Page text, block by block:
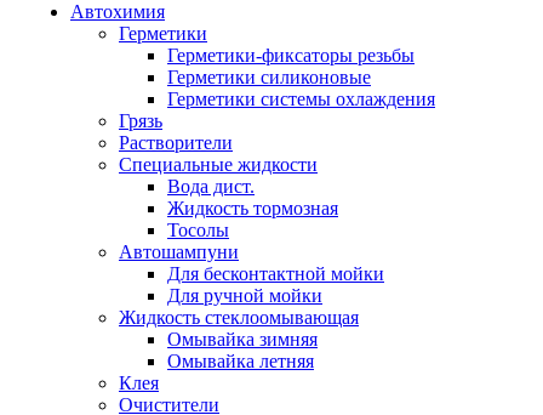
Автохимия
Герметики
Герметики-фиксаторы резьбы
Герметики силиконовые
Герметики системы охлаждения
Грязь
Растворители
Специальные жидкости
Вода дист.
Жидкость тормозная
Тосолы
Автошампуни
Для бесконтактной мойки
Для ручной мойки
Жидкость стеклоомывающая
Омывайка зимняя
Омывайка летняя
Клея
Очистители